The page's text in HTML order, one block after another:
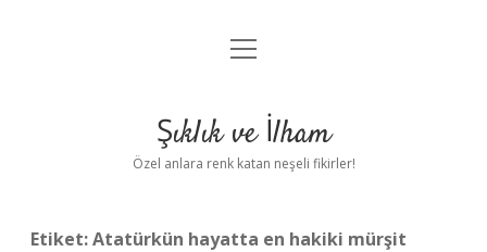
Anasayfa
Yasal Uyarı
menüyü
Şıklık ve İlham
Özel anlara renk katan neşeli fikirler!
Etiket:Atatürkün hayatta en hakiki mürşit